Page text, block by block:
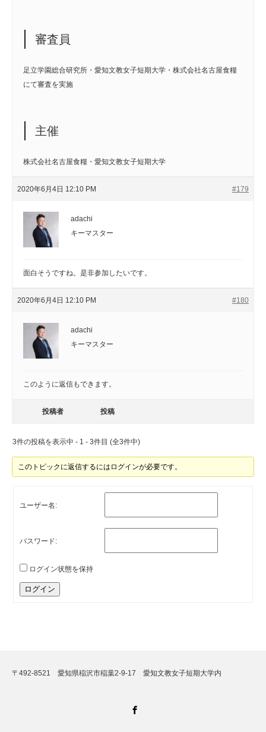
審査員
足立学園総合研究所・愛知文教女子短期大学・株式会社名古屋食糧
にて審査を実施
主催
株式会社名古屋食糧・愛知文教女子短期大学
2020年6月4日 12:10 PM #179
adachi
キーマスター
面白そうですね。是非参加したいです。
2020年6月4日 12:10 PM #180
adachi
キーマスター
このように返信もできます。
投稿者 投稿
3件の投稿を表示中 - 1 - 3件目 (全3件中)
このトピックに返信するにはログインが必要です。
ユーザー名:
パスワード:
ログイン状態を保持
ログイン
〒492-8521 愛知県稲沢市稲葉2-9-17 愛知文教女子短期大学内